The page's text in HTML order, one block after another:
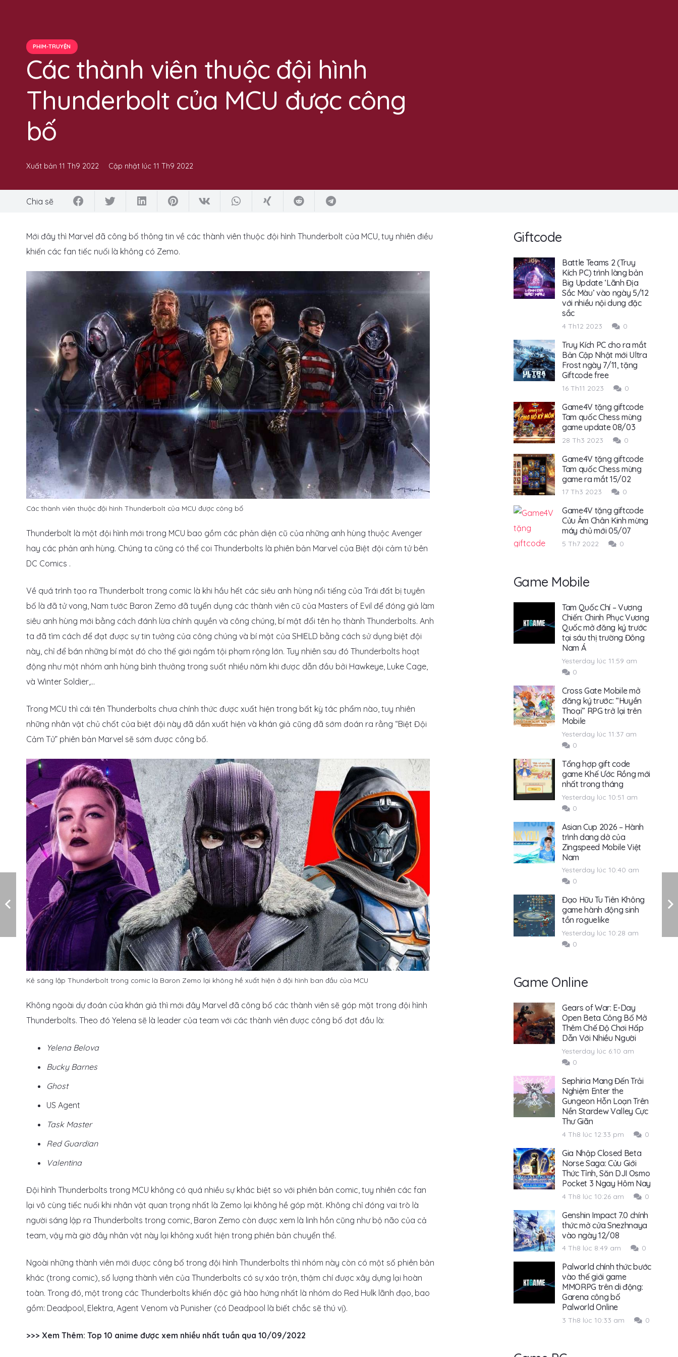
PHIM-TRUYỆN
Các thành viên thuộc đội hình
Thunderbolt của MCU được công
bố
Xuất bản 11 Th9 2022 Cập nhật lúc11 Th9 2022
Chia sẽ
Mới đây thì Marvel đã công bố thông tin về các thành viên thuộc đội hình Thunderbolt của MCU, tuy nhiên điều
khiến các fan tiếc nuối là không có Zemo.
Các thành viên thuộc đội hình Thunderbolt của MCU được công bố
Thunderbolt là một đội hình mới trong MCU bao gồm các phản diện cũ của những anh hùng thuộc Avenger
hay các phản anh hùng. Chúng ta cũng có thể coi Thunderbolts là phiên bản Marvel của Biệt đội cảm tử bên
DC Comics .
Về quá trình tạo ra Thunderbolt trong comic là khi hầu hết các siêu anh hùng nổi tiếng của Trái đất bị tuyên
bố là đã tử vong, Nam tước Baron Zemo đã tuyển dụng các thành viên cũ của Masters of Evil để đóng giả làm
siêu anh hùng mới bằng cách đánh lừa chính quyền và công chúng, bí mật đổi tên họ thành Thunderbolts. Anh
ta đã tìm cách để đạt được sự tin tưởng của công chúng và bí mật của SHIELD bằng cách sử dụng biệt đội
này, chỉ để bán những bí mật đó cho thế giới ngầm tội phạm rộng lớn. Tuy nhiên sau đó Thunderbolts hoạt
động như một nhóm anh hùng bình thưởng trong suốt nhiều năm khi được dẫn đầu bởi Hawkeye, Luke Cage,
và Winter Soldier,…
Trong MCU thì cái tên Thunderbolts chưa chính thức được xuất hiện trong bất kỳ tác phẩm nào, tuy nhiên
những nhân vật chủ chốt của biệt đội này đã dần xuất hiện và khán giả cũng đã sớm đoán ra rằng “Biệt Đội
Cảm Tử” phiên bản Marvel sẽ sớm được công bố.
Kẻ sáng lập Thunderbolt trong comic là Baron Zemo lại không hề xuất hiện ở đội hình ban đầu của MCU
Không ngoài dự đoán của khán giả thì mới đây Marvel đã công bố các thành viên sẽ góp mặt trong đội hình
Thunderbolts. Theo đó Yelena sẽ là leader của team với các thành viên được công bố đợt đầu là:
Yelena Belova
Bucky Barnes
Ghost
US Agent
Task Master
Red Guardian
Valentina
Đội hình Thunderbolts trong MCU không có quá nhiều sự khác biệt so với phiên bản comic, tuy nhiên các fan
lại vô cùng tiếc nuối khi nhân vật quan trọng nhất là Zemo lại không hề góp mặt. Không chỉ đóng vai trò là
người sáng lập ra Thunderbolts trong comic, Baron Zemo còn được xem là linh hồn cũng như bộ não của cả
team, vậy mà giờ đây nhân vật này lại không xuất hiện trong phiên bản chuyển thể.
Ngoài những thành viên mới được công bố trong đội hình Thunderbolts thì nhóm này còn có một số phiên bản
khác (trong comic), số lượng thành viên của Thunderbolts có sự xáo trộn, thậm chí được xây dựng lại hoàn
toàn. Trong đó, một trong các Thunderbolts khiến độc giả hào hứng nhất là nhóm do Red Hulk lãnh đạo, bao
gồm: Deadpool, Elektra, Agent Venom và Punisher (có Deadpool là biết chắc sẽ thú vị).
>>> Xem Thêm: Top 10 anime được xem nhiều nhất tuần qua 10/09/2022
Giftcode
Battle Teams 2 (Truy
Kích PC) trình làng bản
Big Update ‘Lãnh Địa
Sắc Màu’ vào ngày 5/12
với nhiều nội dung đặc
sắc
4 Th12 2023 0
Truy Kích PC cho ra mắt
Bản Cập Nhật mới Ultra
Frost ngày 7/11, tặng
Giftcode free
16 Th11 2023 0
Game4V tặng giftcode
Tam quốc Chess mừng
game update 08/03
28 Th3 2023 0
Game4V tặng giftcode
Tam quốc Chess mừng
game ra mắt 15/02
17 Th3 2023 0
Game4V tặng giftcode
Cửu Âm Chân Kinh mừng
máy chủ mới 05/07
5 Th7 2022 0
Game Mobile
Tam Quốc Chí – Vương
Chiến: Chinh Phục Vương
Quốc mở đăng ký trước
tại sáu thị trường Đông
Nam Á
Yesterday lúc 11:59 am
0
Cross Gate Mobile mở
đăng ký trước: “Huyền
Thoại” RPG trở lại trên
Mobile
Yesterday lúc 11:37 am
0
Tổng hợp gift code
game Khế Ước Rồng mới
nhất trong tháng
Yesterday lúc 10:51 am
0
Asian Cup 2026 – Hành
trình dang dở của
Zingspeed Mobile Việt
Nam
Yesterday lúc 10:40 am
0
Đạo Hữu Tu Tiên Không
game hành động sinh
tồn roguelike
Yesterday lúc 10:28 am
0
Game Online
Gears of War: E-Day
Open Beta Công Bố Mở
Thêm Chế Độ Chơi Hấp
Dẫn Với Nhiều Người
Yesterday lúc 6:10 am
0
Sephiria Mang Đến Trải
Nghiệm Enter the
Gungeon Hỗn Loạn Trên
Nền Stardew Valley Cực
Thư Giãn
4 Th8 lúc 12:33 pm 0
Gia Nhập Closed Beta
Norse Saga: Cửu Giới
Thức Tỉnh, Săn DJI Osmo
Pocket 3 Ngay Hôm Nay
4 Th8 lúc 10:26 am 0
Genshin Impact 7.0 chính
thức mở cửa Snezhnaya
vào ngày 12/08
4 Th8 lúc 8:49 am 0
Palworld chính thức bước
vào thế giới game
MMORPG trên di động:
Garena công bố
Palworld Online
3 Th8 lúc 10:33 am 0